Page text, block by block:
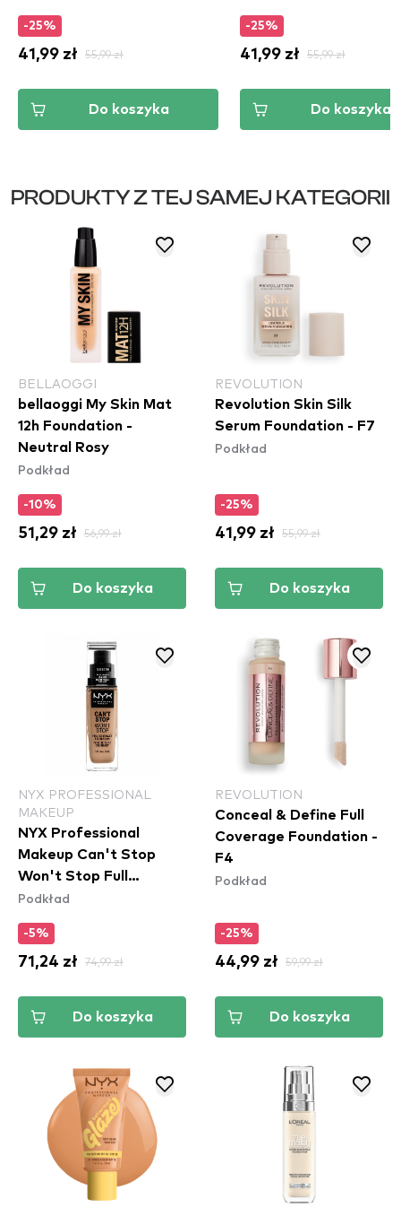
-25%
41,99 zł 55,99 zł
Do koszyka
-25%
41,99 zł 55,99 zł
Do koszyka
PRODUKTY Z TEJ SAMEJ KATEGORII
BELLAOGGI
bellaoggi My Skin Mat
12h Foundation -
Neutral Rosy
Podkład
-10%
51,29 zł 56,99 zł
Do koszyka
REVOLUTION
Revolution Skin Silk
Serum Foundation - F7
Podkład
-25%
41,99 zł 55,99 zł
Do koszyka
NYX PROFESSIONAL
MAKEUP
NYX Professional
Makeup Can't Stop
Won't Stop Full
Coverage
Podkład
-5%
71,24 zł 74,99 zł
Do koszyka
REVOLUTION
Conceal & Define Full
Coverage Foundation -
F4
Podkład
-25%
44,99 zł 59,99 zł
Do koszyka